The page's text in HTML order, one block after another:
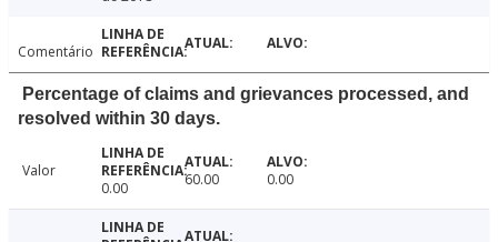
Comentário
Percentage of claims and grievances processed, and
resolved within 30 days.
Valor
0.00
60.00 0.00